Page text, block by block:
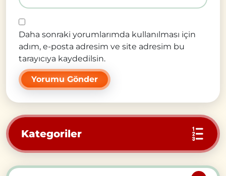
Daha sonraki yorumlarımda kullanılması için
adım, e-posta adresim ve site adresim bu
tarayıcıya kaydedilsin.
Kategoriler